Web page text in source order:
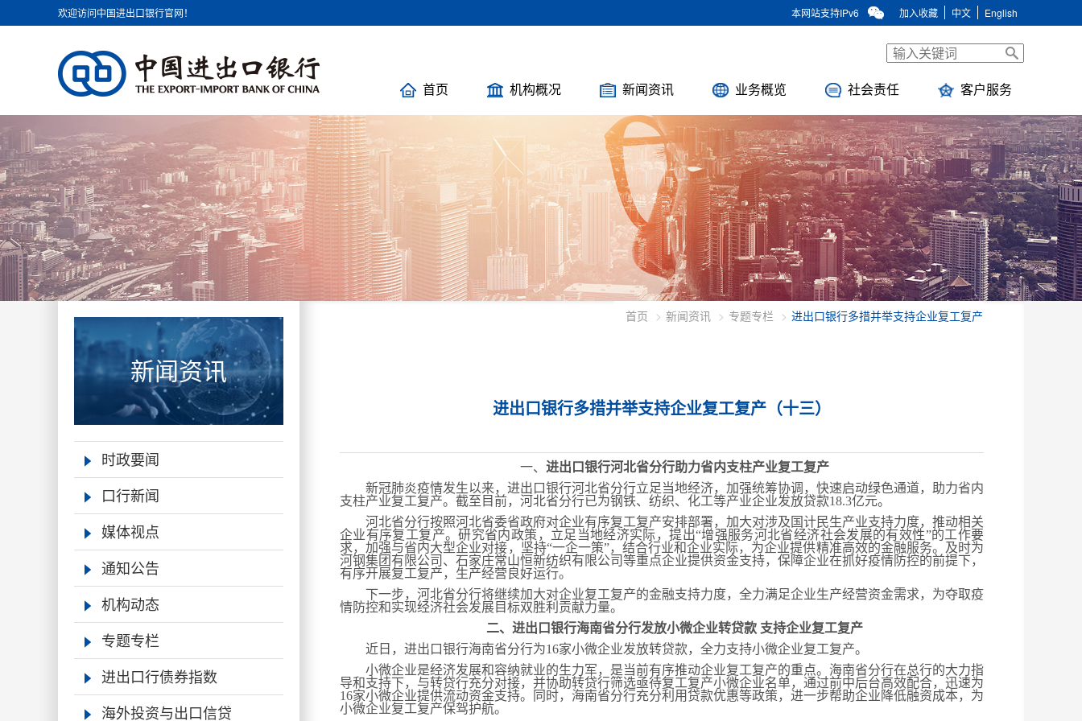
欢迎访问中国进出口银行官网！ 本网站支持IPv6 加入收藏 中文 English
首页 机构概况 新闻资讯 业务概览 社会责任 客户服务
新闻资讯
时政要闻
口行新闻
媒体视点
通知公告
机构动态
专题专栏
进出口行债券指数
海外投资与出口信贷
首页 新闻资讯 专题专栏 进出口银行多措并举支持企业复工复产
进出口银行多措并举支持企业复工复产（十三）
一、 进出口银行河北省分行助力省内支柱产业复工复产
新冠肺炎疫情发生以来，进出口银行河北省分行立足当地经济，加强统筹协调，快速启动绿色通道，助力省内
支柱产业复工复产。截至目前，河北省分行已为钢铁、纺织、化工等产业企业发放贷款18.3亿元。
河北省分行按照河北省委省政府对企业有序复工复产安排部署，加大对涉及国计民生产业支持力度，推动相关
企业有序复工复产。研究省内政策，立足当地经济实际，提出“增强服务河北省经济社会发展的有效性”的工作要
求，加强与省内大型企业对接，坚持“一企一策”，结合行业和企业实际，为企业提供精准高效的金融服务。及时为
河钢集团有限公司、石家庄常山恒新纺织有限公司等重点企业提供资金支持，保障企业在抓好疫情防控的前提下，
有序开展复工复产，生产经营良好运行。
下一步，河北省分行将继续加大对企业复工复产的金融支持力度，全力满足企业生产经营资金需求，为夺取疫
情防控和实现经济社会发展目标双胜利贡献力量。
二、进出口银行海南省分行发放小微企业转贷款 支持企业复工复产
近日，进出口银行海南省分行为16家小微企业发放转贷款，全力支持小微企业复工复产。
小微企业是经济发展和容纳就业的生力军，是当前有序推动企业复工复产的重点。海南省分行在总行的大力指
导和支持下，与转贷行充分对接，并协助转贷行筛选亟待复工复产小微企业名单，通过前中后台高效配合，迅速为
16家小微企业提供流动资金支持。同时，海南省分行充分利用贷款优惠等政策，进一步帮助企业降低融资成本，为
小微企业复工复产保驾护航。